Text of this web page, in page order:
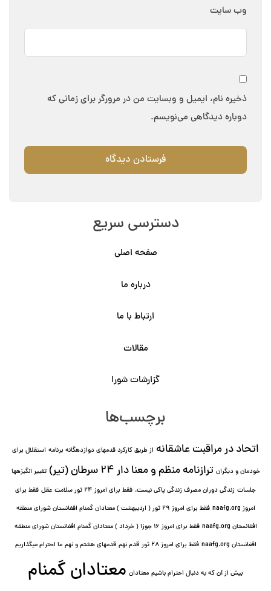
وب‌ سایت
ذخیره نام، ایمیل و وبسایت من در مرورگر برای زمانی که
دوباره دیدگاهی می‌نویسم.
دسترسی سریع
صفحه اصلی
درباره ما
ارتباط با ما
مقالات
گزارشات شورا
برچسب‌ها
اتحاد در مراقبت عاشقانه از طریق کارکرد قدمهای دوازده⁯گانه برنامه استقلال برای
خودمان و دیگران ترازنامه منظم و معنا دار ٢۴ سرطان (تیر)
تغییر انگیزه⁯ها
جلسات زندگی دوران مصرف زندگی پاکی نیست. فقط برای امروز 24 ثور سلامت عقل
فقط برای
امروز naafg.org
فقط برای امروز ٢٩ ثور ( اردیبهشت ) معتادان گمنام افغانستان شورای منطقه
افغانستان naafg.org
فقط برای امروز ۱۶ جوزا ( خرداد ) معتادان گمنام افغانستان شورای منطقه
افغانستان naafg.org
فقط برای امروز ۲۸ ثور قدم نهم قدمهای هشتم و نهم ما احترام میگذاریم
بیش از آن که به دنبال احترام باشیم معتادان معتادان گمنام